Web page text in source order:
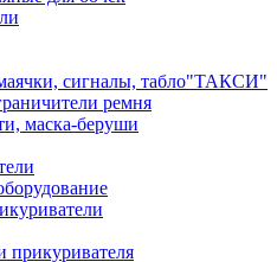
сигналы, табло"ТАКСИ"
ремня
маска-беруши
прикуривателя